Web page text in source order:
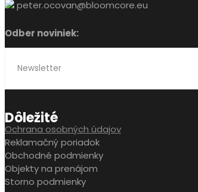
peter.ocovan@bloomcore.eu
Odber noviniek:
Dôležité
Ochrana osobných údajov
Reklamačný poriadok
Obchodné podmienky
Objekty na prenájom
Storno podmienky